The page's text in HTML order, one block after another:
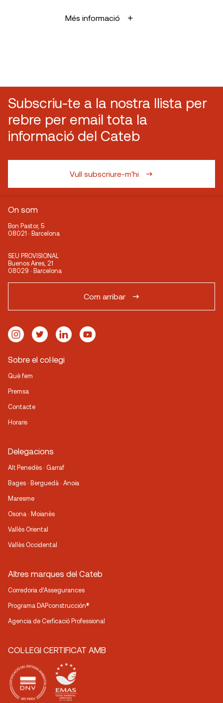
Més informació
Subscriu-te a la nostra llista per
rebre per email tota la
informació del Cateb
Vull subscriure-m'hi
On som
Bon Pastor, 5
08021 · Barcelona
SEU PROVISIONAL
Buenos Aires, 21
08029 · Barcelona
Com arribar
Sobre el col·legi
Què fem
Premsa
Contacte
Horaris
Delegacions
Alt Penedès · Garraf
Bages · Berguedà · Anoia
Maresme
Osona · Moianès
Vallès Oriental
Vallès Occidental
Altres marques del Cateb
Corredoria d’Assegurances
Programa DAPconstrucción®
Agencia de Cerficació Professional
COL·LEGI CERTIFICAT AMB